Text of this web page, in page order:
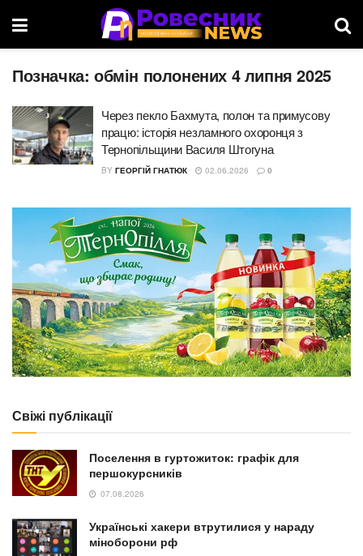
Позначка: обмін полонених 4 липня 2025
Через пекло Бахмута, полон та примусову
працю: історія незламного охоронця з
Тернопільщини Василя Штогуна
BY ГЕОРГІЙ ГНАТЮК 02.06.2026 0
Свіжі публікації
Поселення в гуртожиток: графік для
першокурсників
07.08.2026
Українські хакери втрутилися у нараду
міноборони рф